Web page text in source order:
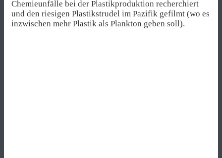
Chemieunfälle bei der Plastikproduktion recherchiert
und den riesigen Plastikstrudel im Pazifik gefilmt (wo es
inzwischen mehr Plastik als Plankton geben soll).